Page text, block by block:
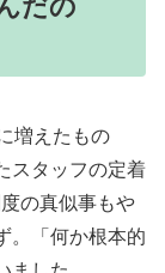
だの
増えたもの
スタッフの定着
の真似事もや
。「何か根本的